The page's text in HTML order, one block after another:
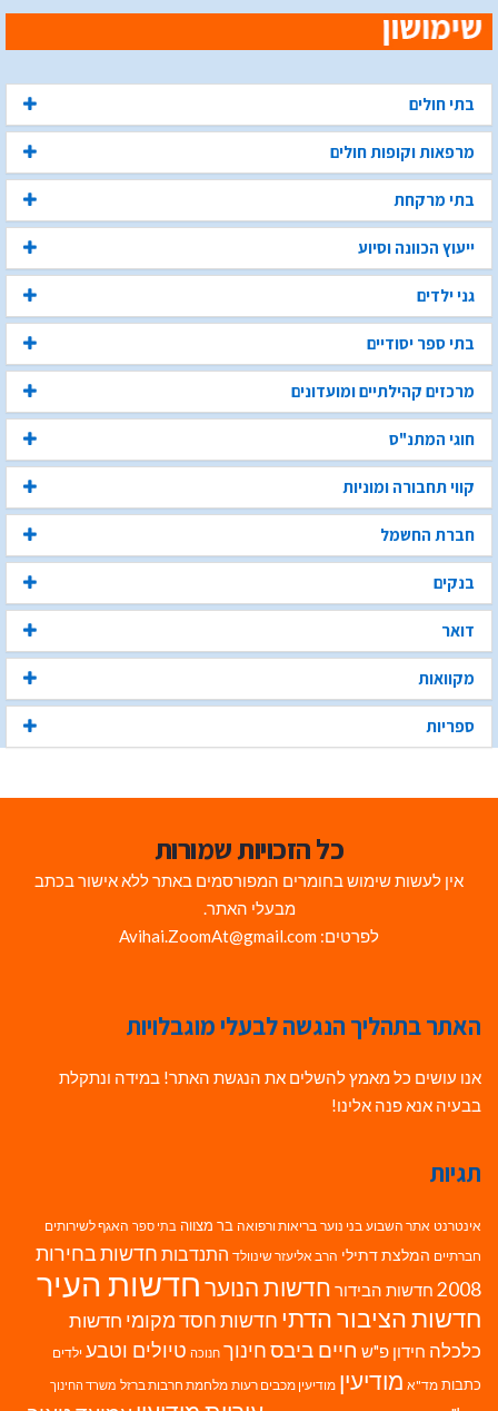
בתי חולים
מרפאות וקופות חולים
בתי מרקחת
ייעוץ הכוונה וסיוע
גני ילדים
בתי ספר יסודיים
מרכזים קהילתיים ומועדונים
חוגי המתנ"ס
קווי תחבורה ומוניות
חברת החשמל
בנקים
דואר
מקוואות
ספריות
כל הזכויות שמורות
אין לעשות שימוש בחומרים המפורסמים באתר ללא אישור בכתב
מבעלי האתר.
לפרטים: Avihai.ZoomAt@gmail.com
האתר בתהליך הנגשה לבעלי מוגבלויות
אנו עושים כל מאמץ להשלים את הנגשת האתר! במידה ונתקלת
בבעיה אנא פנה אלינו!
תגיות
אינטרנט אתר השבוע בני נוער בריאות ורפואה בר מצווה בתי ספר האגף לשירותים
חברתיים המלצת דתילי הרב אליעזר שינוולד התנדבות חדשות בחירות
2008 חדשות הבידור חדשות הנוערחדשות העיר
חדשות הציבור הדתי חדשות חסד מקומי חדשות
כלכלה חידון פ"ש חיים ביבסחינוך חנוכה טיולים וטבע ילדים
כתבות מד"א מודיעין מודיעין מכבים רעות מלחמת חרבות ברזל משרד החינוך